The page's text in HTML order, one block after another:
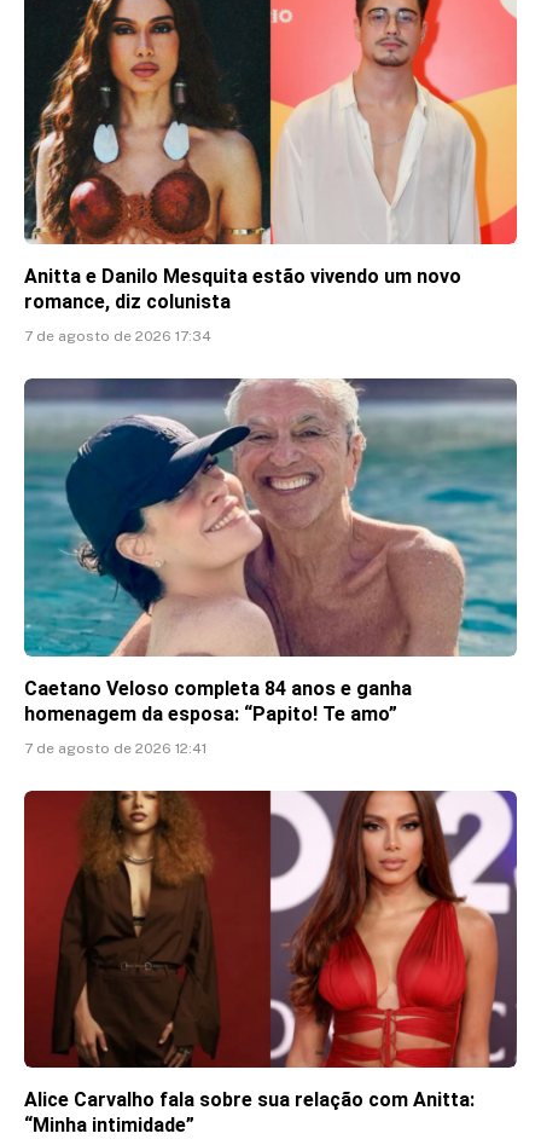
Anitta e Danilo Mesquita estão vivendo um novo
romance, diz colunista
7 de agosto de 2026 17:34
Caetano Veloso completa 84 anos e ganha
homenagem da esposa: “Papito! Te amo”
7 de agosto de 2026 12:41
Alice Carvalho fala sobre sua relação com Anitta:
“Minha intimidade”